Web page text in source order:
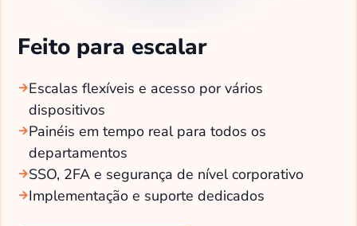
Feito para escalar
Escalas flexíveis e acesso por vários
dispositivos
Painéis em tempo real para todos os
departamentos
SSO, 2FA e segurança de nível corporativo
Implementação e suporte dedicados